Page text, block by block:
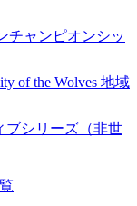
チャンピオンシッ
of the Wolves 地域
ブシリーズ（非世